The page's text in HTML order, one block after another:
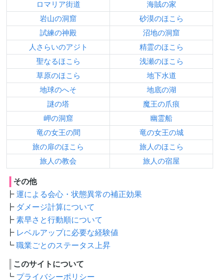
ロマリア街道
海賊の家
岩山の洞窟
砂漠のほこら
試練の神殿
沼地の洞窟
人さらいのアジト
精霊のほこら
聖なるほこら
浅瀬のほこら
草原のほこら
地下水道
地球のへそ
地底の湖
謎の塔
魔王の爪痕
岬の洞窟
幽霊船
竜の女王の間
竜の女王の城
旅の扉のほこら
旅人のほこら
旅人の教会
旅人の宿屋
その他
運による会心・状態異常の補正効果
ダメージ計算について
素早さと行動順について
レベルアップに必要な経験値
職業ごとのステータス上昇
このサイトについて
プライバシーポリシー